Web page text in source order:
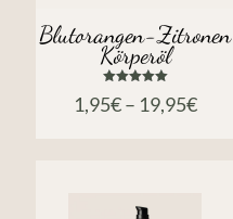
Blutorangen-Zitronen
Körperöl
mit
1,95€– 19,95€